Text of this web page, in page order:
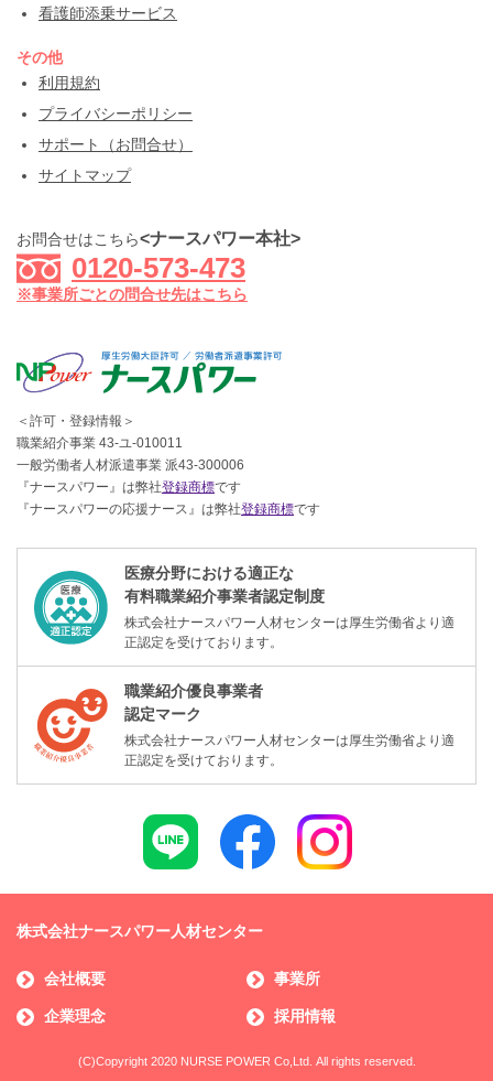
看護師添乗サービス
その他
利用規約
プライバシーポリシー
サポート（お問合せ）
サイトマップ
お問合せはこちら<ナースパワー本社>
0120-573-473
※事業所ごとの問合せ先はこちら
＜許可・登録情報＞
職業紹介事業 43-ユ-010011
一般労働者人材派遣事業 派43-300006
『ナースパワー』は弊社登録商標です
『ナースパワーの応援ナース』は弊社登録商標です
医療分野における適正な
有料職業紹介事業者認定制度
株式会社ナースパワー人材センターは厚生労働省より適
正認定を受けております。
職業紹介優良事業者
認定マーク
株式会社ナースパワー人材センターは厚生労働省より適
正認定を受けております。
株式会社ナースパワー人材センター
会社概要 事業所
企業理念 採用情報
(C)Copyright 2020 NURSE POWER Co,Ltd. All rights reserved.